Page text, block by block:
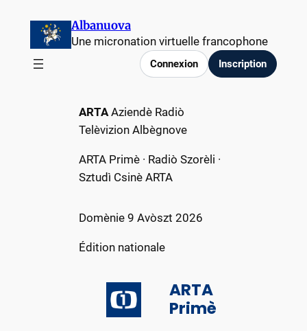
contenu
Albanuova
Une micronation virtuelle francophone
Connexion Inscription
ARTA Aziendè Radiò
Telèvizion Albègnove
ARTA Primè · Radiò Szorèli ·
Sztudì Csinè ARTA
Domènie 9 Avòszt 2026
Édition nationale
ARTA
Primè